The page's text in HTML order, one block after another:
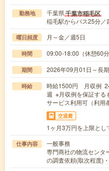
勤務地 千葉県千葉市稲毛区
稲毛駅からバス25分
曜日頻度 月～金／週5日
時間 09:00-18:00（休憩60
期間 2026年09月01日～長
時給
時給1500円 月収例
週 ※月収例を保証する
サービス利用可（利用
交通費
1ヶ月3万円を上限とし
仕事内容
一般事務
専門商社の物流センタ
の調査依頼(取次程度)